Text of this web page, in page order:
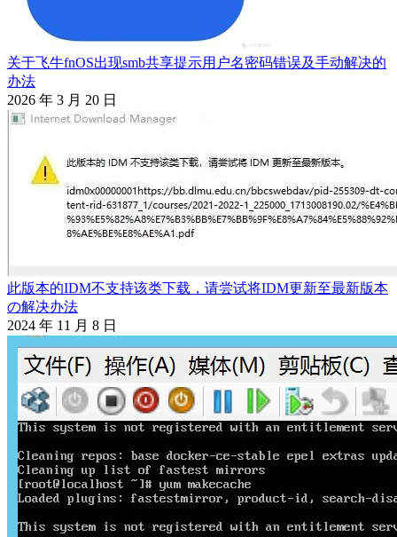
关于飞牛fnOS出现smb共享提示用户名密码错误及手动解决的
办法
2026 年 3 月 20 日
此版本的IDM不支持该类下载，请尝试将IDM更新至最新版本
の解决办法
2024 年 11 月 8 日